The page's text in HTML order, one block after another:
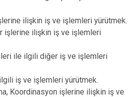
ilişkin iş ve işlemleri yürütmek.
işlerine ilişkin iş ve işlemleri
ile ilgili diğer iş ve işlemleri
iş ve işlemleri yürütmek.
Koordinasyon işlerine ilişkin iş ve